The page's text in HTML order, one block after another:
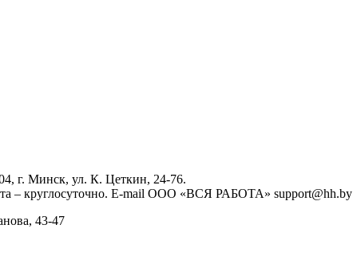
г. Минск, ул. К. Цеткин, 24-76.
– круглосуточно. E-mail ООО «ВСЯ РАБОТА» support@hh.by
43‑47